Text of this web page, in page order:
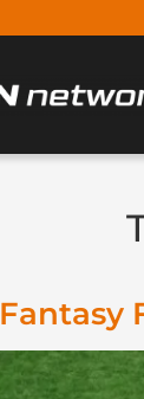
Fantasy